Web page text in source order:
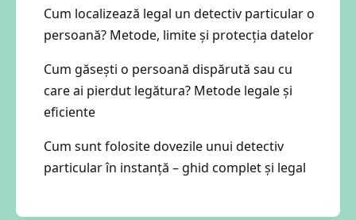
Cum localizează legal un detectiv particular o
persoană? Metode, limite și protecția datelor
Cum găsești o persoană dispărută sau cu
care ai pierdut legătura? Metode legale și
eficiente
Cum sunt folosite dovezile unui detectiv
particular în instanță – ghid complet și legal